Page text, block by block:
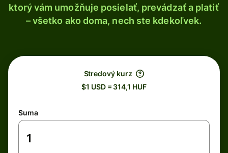
ktorý vám umožňuje posielať, prevádzať a platiť
– všetko ako doma, nech ste kdekoľvek.
Stredový kurz
$1 USD = 314,1 HUF
Suma